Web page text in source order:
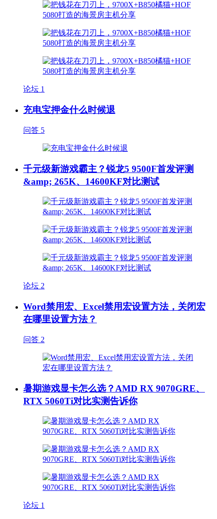
论坛 1
充电宝押金什么时候退
问答 5
千元级新游戏霸主？锐龙5 9500F首发评测
&amp; 265K、14600KF对比测试
论坛 2
Word禁用宏、Excel禁用宏设置方法，关闭宏
在哪里设置方法？
问答 2
暑期游戏显卡怎么选？AMD RX 9070GRE、
RTX 5060Ti对比实测告诉你
论坛 1